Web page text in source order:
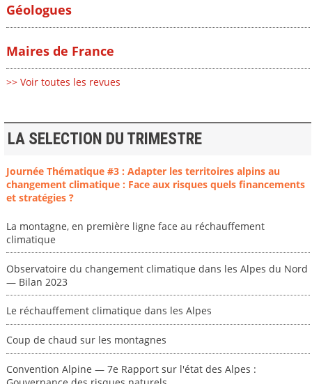
Géologues
Maires de France
>> Voir toutes les revues
LA SELECTION DU TRIMESTRE
Journée Thématique #3 : Adapter les territoires alpins au
changement climatique : Face aux risques quels financements
et stratégies ?
La montagne, en première ligne face au réchauffement
climatique
Observatoire du changement climatique dans les Alpes du Nord
— Bilan 2023
Le réchauffement climatique dans les Alpes
Coup de chaud sur les montagnes
Convention Alpine — 7e Rapport sur l'état des Alpes :